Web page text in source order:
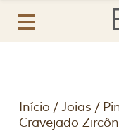
Início /Joias /
Cravejado